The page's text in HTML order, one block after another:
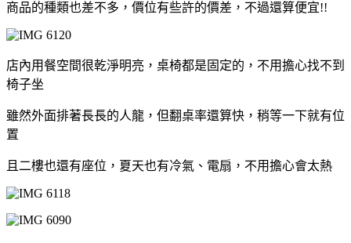
商品的種類也差不多，價位有些許的價差，不過還算便宜!!
店內用餐空間很乾淨明亮，桌椅都是固定的，不用擔心找不到
椅子坐
雖然外面排著長長的人龍，但翻桌率還算快，稍等一下就有位
置
且二樓也還有座位，夏天也有冷氣、電扇，不用擔心會太熱